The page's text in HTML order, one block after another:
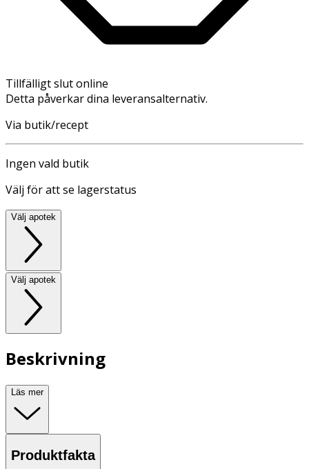
Tillfälligt slut online
Detta påverkar dina leveransalternativ.
Via butik/recept
Ingen vald butik
Välj för att se lagerstatus
Välj apotek
Välj apotek
Beskrivning
Läs mer
Produktfakta